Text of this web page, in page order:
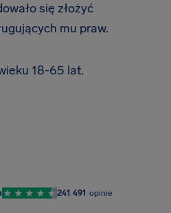
się złożyć
mu praw.
18-65 lat.
241 491 opinie